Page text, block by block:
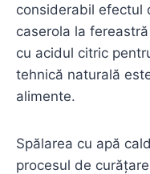
considerabil efectul
caserola la
cu acidul citric
tehnică naturală
alimente.
Spălarea cu apă
procesul de